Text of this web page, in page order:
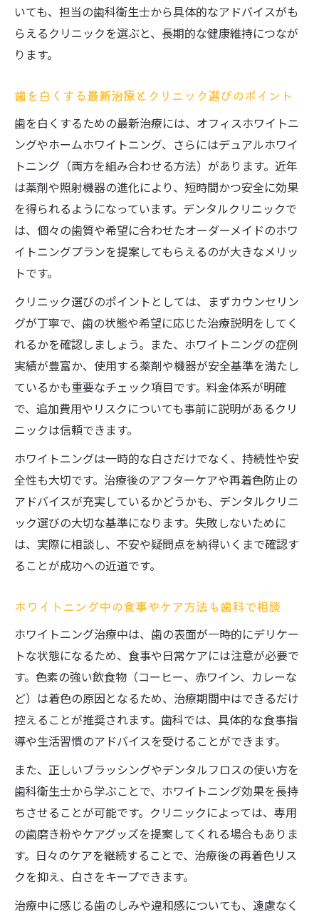
いても、担当の歯科衛生士から具体的なアドバイスがも
らえるクリニックを選ぶと、長期的な健康維持につなが
ります。
歯を白くする最新治療とクリニック選びのポイント
歯を白くするための最新治療には、オフィスホワイトニ
ングやホームホワイトニング、さらにはデュアルホワイ
トニング（両方を組み合わせる方法）があります。近年
は薬剤や照射機器の進化により、短時間かつ安全に効果
を得られるようになっています。デンタルクリニックで
は、個々の歯質や希望に合わせたオーダーメイドのホワ
イトニングプランを提案してもらえるのが大きなメリッ
トです。
クリニック選びのポイントとしては、まずカウンセリン
グが丁寧で、歯の状態や希望に応じた治療説明をしてく
れるかを確認しましょう。また、ホワイトニングの症例
実績が豊富か、使用する薬剤や機器が安全基準を満たし
ているかも重要なチェック項目です。料金体系が明確
で、追加費用やリスクについても事前に説明があるクリ
ニックは信頼できます。
ホワイトニングは一時的な白さだけでなく、持続性や安
全性も大切です。治療後のアフターケアや再着色防止の
アドバイスが充実しているかどうかも、デンタルクリニ
ック選びの大切な基準になります。失敗しないために
は、実際に相談し、不安や疑問点を納得いくまで確認す
ることが成功への近道です。
ホワイトニング中の食事やケア方法も歯科で相談
ホワイトニング治療中は、歯の表面が一時的にデリケー
トな状態になるため、食事や日常ケアには注意が必要で
す。色素の強い飲食物（コーヒー、赤ワイン、カレーな
ど）は着色の原因となるため、治療期間中はできるだけ
控えることが推奨されます。歯科では、具体的な食事指
導や生活習慣のアドバイスを受けることができます。
また、正しいブラッシングやデンタルフロスの使い方を
歯科衛生士から学ぶことで、ホワイトニング効果を長持
ちさせることが可能です。クリニックによっては、専用
の歯磨き粉やケアグッズを提案してくれる場合もありま
す。日々のケアを継続することで、治療後の再着色リス
クを抑え、白さをキープできます。
治療中に感じる歯のしみや違和感についても、遠慮なく